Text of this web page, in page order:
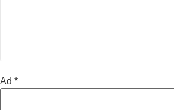
Ad *